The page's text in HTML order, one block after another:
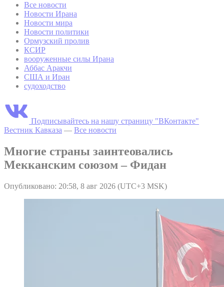
Все новости
Новости Ирана
Новости мира
Новости политики
Ормузский пролив
КСИР
вооруженные силы Ирана
Аббас Аракчи
США и Иран
судоходство
Подписывайтесь на нашу страницу "ВКонтакте"
Вестник Кавказа — Все новости
Многие страны заинтеовались
Мекканским союзом – Фидан
Опубликовано: 20:58, 8 авг 2026 (UTC+3 MSK)